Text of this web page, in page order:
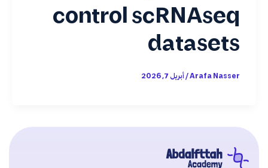
control scRNAseq
datasets
Arafa Nasser
/ أبريل 7, 2026